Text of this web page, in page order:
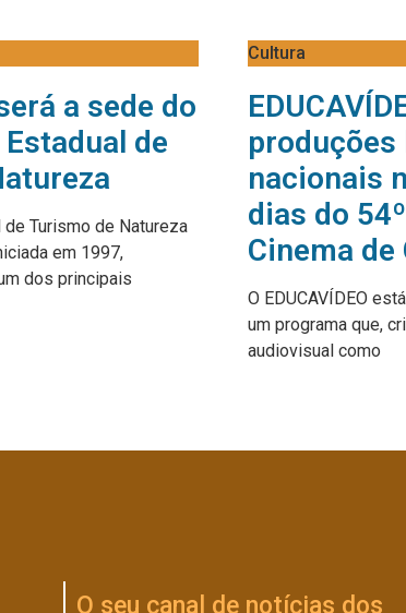
a sede do
de
de Turismo de Natureza
em 1997,
dos principais
Cultura
produções
nacionais
dias do
Cinema de
O EDUCAVÍDEO
um programa que,
audiovisual como
O seu canal de notícias dos